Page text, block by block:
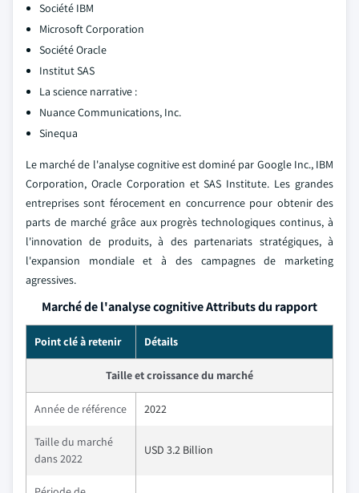
Société IBM
Microsoft Corporation
Société Oracle
Institut SAS
La science narrative :
Nuance Communications, Inc.
Sinequa
Le marché de l'analyse cognitive est dominé par Google Inc., IBM
Corporation, Oracle Corporation et SAS Institute. Les grandes
entreprises sont férocement en concurrence pour obtenir des
parts de marché grâce aux progrès technologiques continus, à
l'innovation de produits, à des partenariats stratégiques, à
l'expansion mondiale et à des campagnes de marketing
agressives.
Marché de l'analyse cognitive Attributs du rapport
Point clé à retenir Détails
Taille et croissance du marché
Année de référence 2022
Taille du marché
dans 2022
USD 3.2 Billion